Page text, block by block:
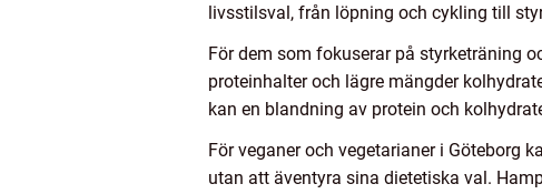
livsstilsval, från löpning och cykling till
För dem som fokuserar på styrketräning
proteinhalter och lägre mängder
kan en blandning av protein och
För veganer och vegetarianer i Göteborg
utan att äventyra sina dietetiska val.